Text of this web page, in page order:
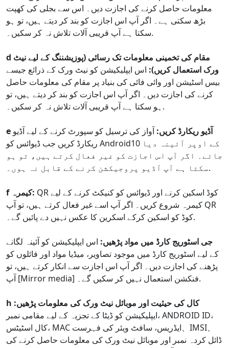
معلومات حاصل کرنے کی اجازت دیں۔ اس سے بجلی کی کھپت
بڑھ سکتی ہے۔ اگر آپ اس اجازت کو بند کر دیتے ہیں، تو ہو
سکتا ہے آپ قریبی آلات تلاش نہ کر سکیں۔.
d مقام کی تخمینی معلومات تک رسائی (پوزیشننگ کے لیے نیٹ
ورک استعمال کریں): اس ایپلیکیشن کو نیٹ ورک کے ذرائع جیسے
بیس اسٹیشن اور وائی فائی کی بنیاد پر مقام کی معلومات حاصل
کرنے کی اجازت دیں۔ اگر آپ اس اجازت کو بند کر دیتے ہیں، تو
ہو سکتا ہے آپ قریبی آلات تلاش نہ کر سکیں۔.
e آڈیو ریکارڈ کریں: آواز کی ترسیل کو سپورٹ کرنے کے لیے آڈیو
ریکارڈ کریں جب ڈیوائس کو Android10 کے اوپر آئینہ دیا
جائے۔ اگر آپ اس اجازت کو غیر فعال کرتے ہیں، تو ہو
سکتا ہے آپ آڈیو پروجیکشن کرنے کے قابل نہ ہوں۔.
f کیمرہ: QR کوڈ اسکین کرنے اور ڈیوائس کو کنیکٹ کرنے کے لیے
کیمرہ شروع کریں۔ اگر آپ اسے غیر فعال کرتے ہیں، تو آپ QR
کوڈ کو اسکین کرکے اسکرین کا عکس نہیں دے پائیں گے۔.
جی اسٹوریج کارڈ میں مواد پڑھیں: اس ایپلیکیشن کو آئینہ لگانے
کے لیے اسٹوریج کارڈ میں موجود تصاویر، میڈیا مواد اور فائلوں کو
پڑھنے کی اجازت دیں۔ اگر آپ اس اجازت سے انکار کرتے ہیں، تو
آپ [Mirror media] فنکشن استعمال نہیں کر سکیں گے۔.
h کال کی حیثیت اور موبائل نیٹ ورک کی معلومات پڑھیں:
ایپلیکیشن کو ڈیٹا کے تجزیہ کے لیے مقامی نمبر، ANDROID ID،
کال اسٹیٹس، MAC ایڈریس، سافٹ ویئر کی فہرست、IMSI、
ڈائل کردہ نمبر اور موبائل نیٹ ورک کی معلومات حاصل کرنے کی